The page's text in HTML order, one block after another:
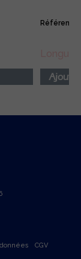
Référence
CGV